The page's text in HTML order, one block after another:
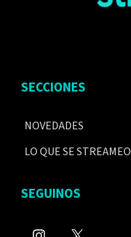
SECCIONES
NOVEDADES
LO QUE SE STREAMEO
SEGUINOS